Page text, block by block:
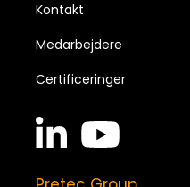
Kontakt
Medarbejdere
Certificeringer
linkedin
in